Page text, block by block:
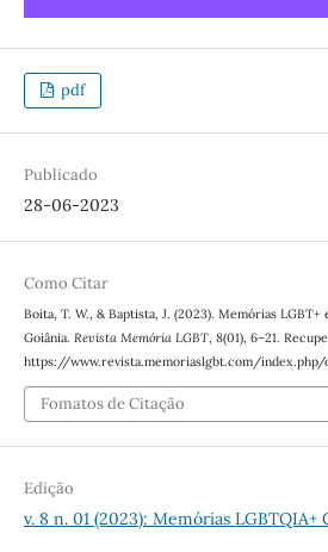
pdf
Publicado
28-06-2023
Como Citar
Boita, T. W., & Baptista, J. (2023). Memórias LGBT+
Goiânia. Revista Memória LGBT, 8(01), 6–21.
https://www.revista.memoriaslgbt.com/
Fomatos de Citação
Edição
v. 8 n. 01 (2023): Memórias LGBTQIA+